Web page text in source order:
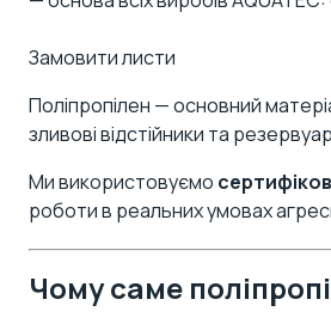
Замовити листи
Поліпропілен — основний
зливові відстійники та
Ми використовуємо
роботи в реальних умовах
Чому саме